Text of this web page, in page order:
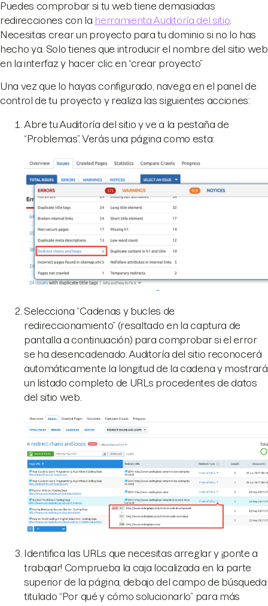
Puedes comprobar si tu web tiene demasiadas
redirecciones con la herramienta Auditoría del sitio
Necesitas crear un proyecto para tu dominio si no lo has
hecho ya. Solo tienes que introducir el nombre del sitio web
en la interfaz y hacer clic en “crear proyecto”
Una vez que lo hayas configurado, navega en el panel de
control de tu proyecto y realiza las siguientes acciones:
Abre tu Auditoría del sitio y ve a la pestaña de
“Problemas”. Verás una página como esta:
Selecciona “Cadenas y bucles de
redireccionamiento” (resaltado en la captura de
pantalla a continuación) para comprobar si el error
se ha desencadenado. Auditoría del sitio reconocerá
automáticamente la longitud de la cadena y mostrará
un listado completo de URLs procedentes de datos
del sitio web.
Identifica las URLs que necesitas arreglar y ¡ponte a
trabajar! Comprueba la caja localizada en la parte
superior de la página, debajo del campo de búsqueda
titulado “Por qué y cómo solucionarlo” para más